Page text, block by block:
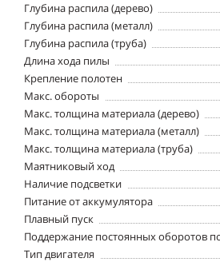
Глубина распила (дерево)
Глубина распила (металл)
Глубина распила (труба)
Длина хода пилы
Крепление полотен
Макс. обороты
Макс. толщина материала (дерево)
Макс. толщина материала (металл)
Макс. толщина материала (труба)
Маятниковый ход
Наличие подсветки
Питание от аккумулятора
Плавный пуск
Поддержание постоянных оборотов
Тип двигателя